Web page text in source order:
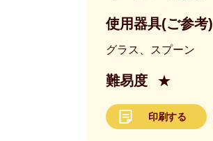
使用器具(ご参考)
グラス、スプーン
難易度 ★
印刷する